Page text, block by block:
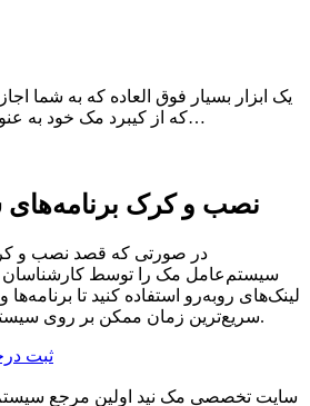
که از کیبرد مک خود به عنوان یک کیبود بلوتوثی برای…
نصب و کرک
در صورتی که قصد نصب و
سیستم‌عامل مک را توسط کارشناسان مک
لینک‌های رو‌به‌رو استفاده کنید تا
سریع‌ترین زمان ممکن بر روی سیستم شما نصب و کرک شود.
ثبت
سایت تخصصی مک نید اولین مرجع